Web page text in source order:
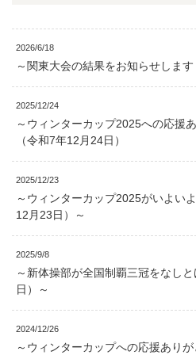
2026/6/18
～関東大会の結果をお知らせしま
2025/12/24
～ウィンターカップ2025への応援
（令和7年12月24日）
2025/12/23
～ウィンターカップ2025がいよい
12月23日）～
2025/9/8
～新体操部が全国制覇三冠をなし
日）～
2024/12/26
～ウィンターカップへの応援あり